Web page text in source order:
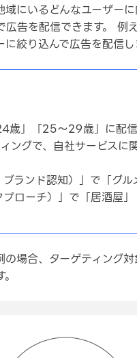
にいるどんなユーザー
告を配信できます。 例
絞り込んで広告を配信し
歳」「25～29歳」に配信
ングで、自社サービスに
ランド認知）」で「グル
ローチ）」で「居酒屋」
場合、ターゲティング